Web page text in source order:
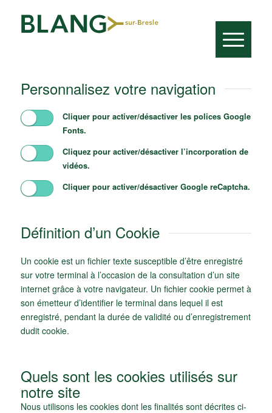
Personnalisez votre navigation
Cliquer pour activer/désactiver les polices Google
Fonts.
Cliquez pour activer/désactiver l’incorporation de
vidéos.
Cliquer pour activer/désactiver Google reCaptcha.
Définition d’un Cookie
Un cookie est un fichier texte susceptible d’être enregistré
sur votre terminal à l’occasion de la consultation d’un site
internet grâce à votre navigateur. Un fichier cookie permet à
son émetteur d’identifier le terminal dans lequel il est
enregistré, pendant la durée de validité ou d’enregistrement
dudit cookie.
Quels sont les cookies utilisés sur
notre site
Nous utilisons les cookies dont les finalités sont décrites ci-